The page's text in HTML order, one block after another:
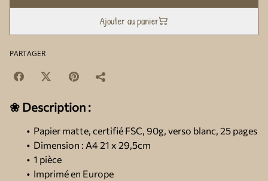
Ajouter au panier
PARTAGER
❀ Description :
Papier matte, certifié FSC, 90g, verso blanc, 25 pages
Dimension : A4 21 x 29,5cm
1 pièce
Imprimé en Europe